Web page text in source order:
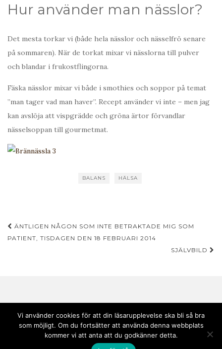
Hur använder man nässlor?
Det mesta torkar vi (både hela nässlor och nässelfrö senare
på sommaren). När de torkat mixar vi nässlorna till pulver
och blandar i frukostflingorna.
Fäska nässlor mixar vi både i smothies och soppor på temat
”man tager vad man haver”. Recept använder vi inte – men jag
kan avslöja att vispgrädde och gröna ärtor förvandlar
nässelsoppan till gourmetmat.
BALANS HÄLSA
Inläggsnavigering
ÄNTLIGEN NÅGON SOM INTE BETRAKTADE MIG SOM
PATIENT, TISDAGEN DEN 18 FEBRUARI 2014
SJÄLVBILD
Copyright © 2020 Andebark | Tema avColorlibdrivs med WordPress
Vi använder cookies för att din läsarupplevelse ska bli så bra
som möjligt. Om du fortsätter att använda denna webbplats
kommer vi att anta att du godkänner detta.